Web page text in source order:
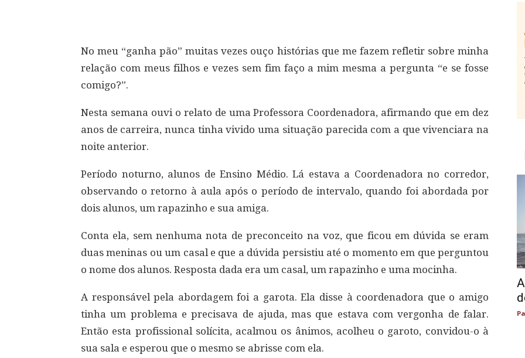
No meu “ganha pão” muitas vezes ouço histórias que me fazem refletir sobre minha
relação com meus filhos e vezes sem fim faço a mim mesma a pergunta “e se fosse
comigo?”.
Nesta semana ouvi o relato de uma Professora Coordenadora, afirmando que em dez
anos de carreira, nunca tinha vivido uma situação parecida com a que vivenciara na
noite anterior.
Período noturno, alunos de Ensino Médio. Lá estava a Coordenadora no corredor,
observando o retorno à aula após o período de intervalo, quando foi abordada por
dois alunos, um rapazinho e sua amiga.
Conta ela, sem nenhuma nota de preconceito na voz, que ficou em dúvida se eram
duas meninas ou um casal e que a dúvida persistiu até o momento em que perguntou
o nome dos alunos. Resposta dada era um casal, um rapazinho e uma mocinha.
A responsável pela abordagem foi a garota. Ela disse à coordenadora que o amigo
tinha um problema e precisava de ajuda, mas que estava com vergonha de falar.
Então esta profissional solícita, acalmou os ânimos, acolheu o garoto, convidou-o à
sua sala e esperou que o mesmo se abrisse com ela.